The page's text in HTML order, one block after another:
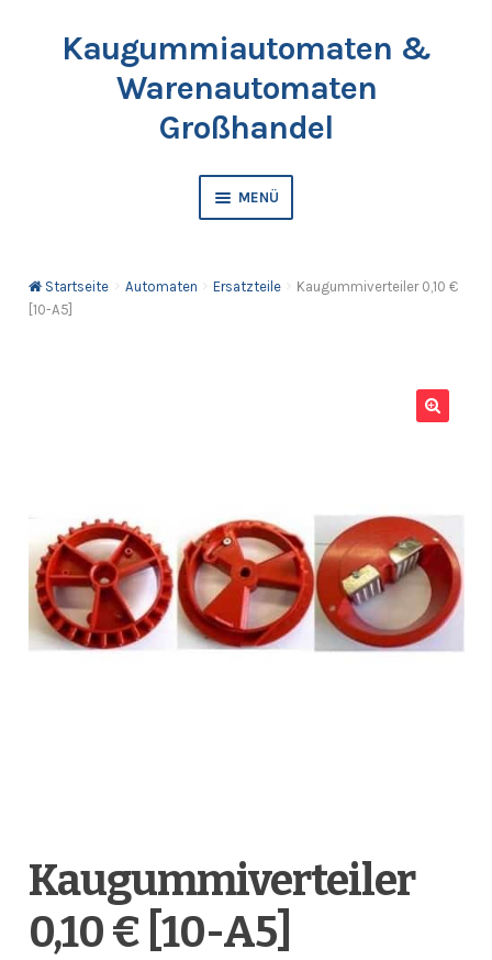
SpringeKaugummiautomaten &
Warenautomaten
Großhandel
MENÜ
Kaugummis
Anfragen-Korb
Startseite Automaten Ersatzteile
Kaugummiverteiler 0,10 €
[10-A5]
Kaugummiverteiler
0,10 € [10-A5]